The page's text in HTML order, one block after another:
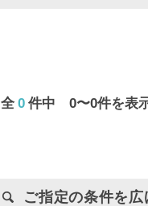
全 0 件中 0〜0件を表
ご指定の条件を